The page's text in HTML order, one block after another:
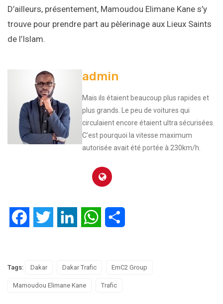
D’ailleurs, présentement, Mamoudou Elimane Kane s’y
trouve pour prendre part au pèlerinage aux Lieux Saints
de l’Islam.
admin
Mais ils étaient beaucoup plus rapides et
plus grands. Le peu de voitures qui
circulaient encore étaient ultra sécurisées.
C’est pourquoi la vitesse maximum
autorisée avait été portée à 230km/h.
FacebookTwitter LinkedIn WhatsApp
Tags: Dakar Dakar Trafic EmC2 Group
Mamoudou Elimane Kane Trafic